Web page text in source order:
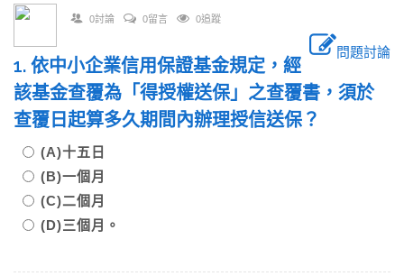
0討論 0留言 0追蹤
問題討論
1. 依中小企業信用保證基金規定，經
該基金查覆為「得授權送保」之查覆書，須於
查覆日起算多久期間內辦理授信送保？
(A)十五日
(B)一個月
(C)二個月
(D)三個月。